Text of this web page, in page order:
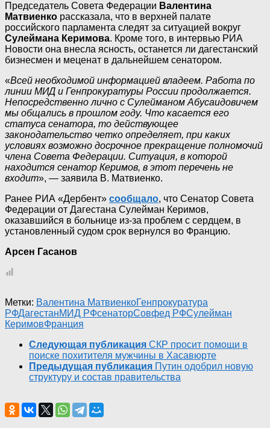
Председатель Совета Федерации Валентина
Матвиенко рассказала, что в верхней палате
российского парламента следят за ситуацией вокруг
Сулеймана Керимова. Кроме того, в интервью РИА
Новости она внесла ясность, останется ли дагестанский
бизнесмен и меценат в дальнейшем сенатором.
«Всей необходимой информацией владеем. Работа по
линии МИД и Генпрокуратуры России продолжается.
Непосредственно лично с Сулейманом Абусаидовичем
мы общались в прошлом году. Что касается его
статуса сенатора, то действующее
законодательство четко определяет, при каких
условиях возможно досрочное прекращение полномочий
члена Совета Федерации. Ситуация, в которой
находится сенатор Керимов, в этот перечень не
входит», — заявила В. Матвиенко.
Ранее РИА «Дербент» сообщало, что Сенатор Совета
Федерации от Дагестана Сулейман Керимов,
оказавшийся в больнице из-за проблем с сердцем, в
установленный судом срок вернулся во Францию.
Арсен Гасанов
Метки: Валентина МатвиенкоГенпрокуратура
РФДагестанМИД РФсенаторСовфед РФСулейман
КеримовФранция
Следующая публикация СКР просит помощи в
поиске похитителя мужчины в Хасавюрте
Предыдущая публикация Путин одобрил новую
структуру и состав правительства